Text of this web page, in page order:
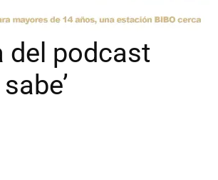
del podcast